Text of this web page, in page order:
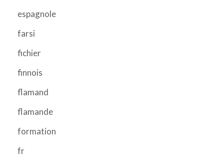
espagnole
farsi
fichier
finnois
flamand
flamande
formation
fr